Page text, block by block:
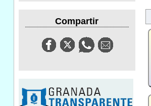
Compartir